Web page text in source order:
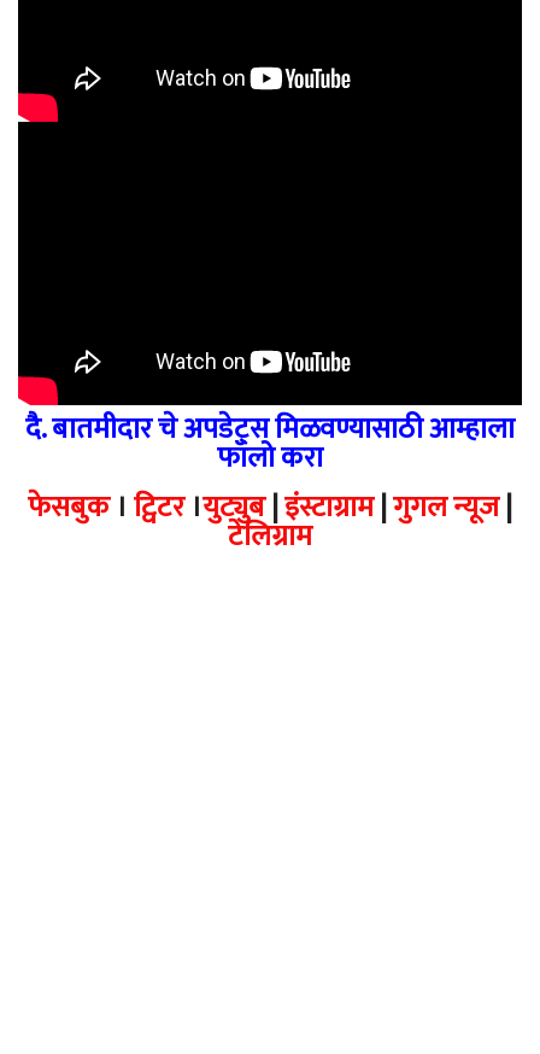
दै. बातमीदार चे अपडेट्स मिळवण्यासाठी आम्हाला
फॉलो करा
फेसबुक। ट्विटर।युट्युब|इंस्टाग्राम|गुगल न्यूज|
टेलिग्राम